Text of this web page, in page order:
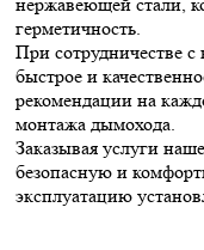
герметичность.
При сотрудничестве
быстрое и
рекомендации на
монтажа дымохода.
Заказывая услуги
безопасную и
эксплуатацию